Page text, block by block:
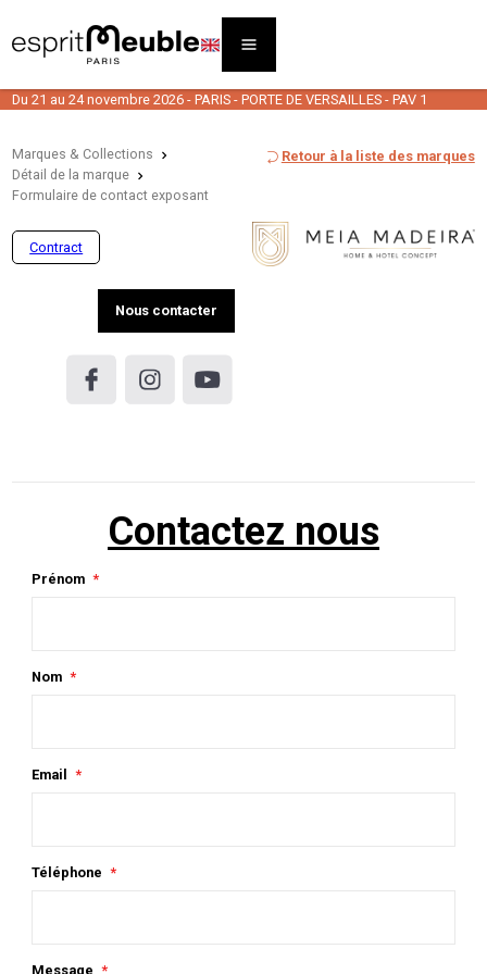
Du 21 au 24 novembre 2026 - PARIS - PORTE DE VERSAILLES - PAV 1
Marques & Collections
Détail de la marque
Formulaire de contact exposant
Retour à la liste des marques
Contract
Nous contacter
Contactez nous
Prénom
Nom
Email
Téléphone
Message